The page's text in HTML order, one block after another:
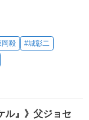
岡毅
#城彰二
ル』》父ジョセ